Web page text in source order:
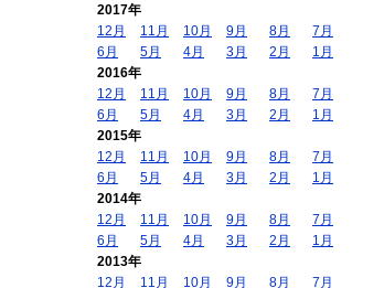
2017年
12月
11月 10月 9月 8月
7月
6月
5月 4月 3月 2月
1月
2016年
12月
11月 10月 9月 8月
7月
6月
5月 4月 3月 2月
1月
2015年
12月
11月 10月 9月 8月
7月
6月
5月 4月 3月 2月
1月
2014年
12月
11月 10月 9月 8月
7月
6月
5月 4月 3月 2月
1月
2013年
12月
11月 10月 9月 8月 7月